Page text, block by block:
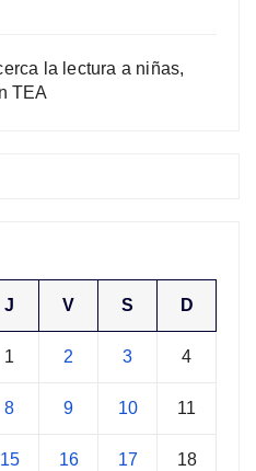
la lectura a niñas,
TEA
J V S D
1 2 3 4
8 9 10 11
15 16 17 18